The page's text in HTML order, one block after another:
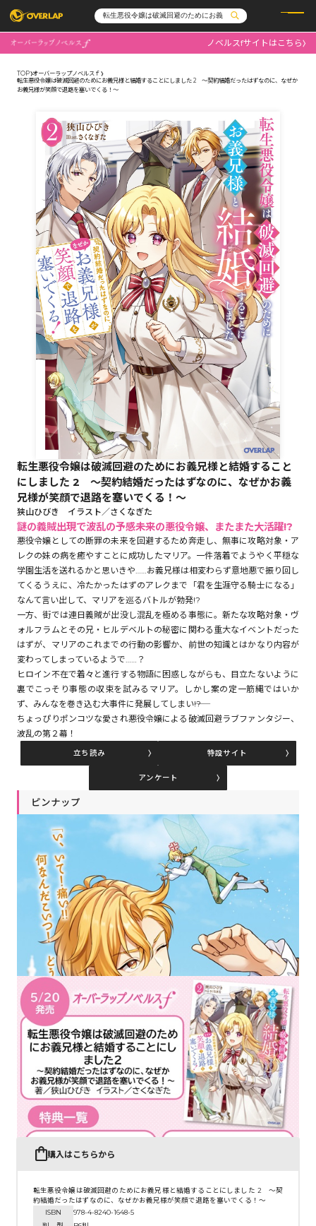
コミックガルド
コミッククリエ
LiQulle
ラブパルフェ
ノベルス
ノベルスf
アニメ
ゲーム
企業
会社概要
採用情報
アクセス
オーバーラップホールディングス
お問い合わせはこちら
オーバーラップ文庫
オーバーラップノベルス
オーバーラップノベルスf
ロサージュノベルス
コミックガルド
コミッククリエ
リキューレ
コミックパルフェ
コミックエッセイ
閉じる
ノベルスfサイトはこちら
TOP オーバーラップノベルスｆ
転生悪役令嬢は破滅回避のためにお義兄様と結婚することにしました 2 ～契約結婚だったはずなのに、なぜか
お義兄様が笑顔で退路を塞いでくる！～
転生悪役令嬢は破滅回避のためにお義兄様と結婚すること
にしました 2 ～契約結婚だったはずなのに、なぜかお義
兄様が笑顔で退路を塞いでくる！～
狭山ひびき イラスト／さくなぎた
謎の義賊出現で波乱の予感――未来の悪役令嬢、またまた大活躍!?
悪役令嬢としての断罪の未来を回避するため奔走し、無事に攻略対象・ア
レクの妹の病を癒やすことに成功したマリア。一件落着でようやく平穏な
学園生活を送れるかと思いきや……お義兄様は相変わらず意地悪で振り回し
てくるうえに、冷たかったはずのアレクまで「君を生涯守る騎士になる」
なんて言い出して、マリアを巡るバトルが勃発!?
一方、街では連日義賊が出没し混乱を極める事態に。新たな攻略対象・ヴ
ォルフラムとその兄・ヒルデベルトの秘密に関わる重大なイベントだった
はずが、マリアのこれまでの行動の影響か、前世の知識とはかなり内容が
変わってしまっているようで……？
ヒロイン不在で着々と進行する物語に困惑しながらも、目立たないように
裏でこっそり事態の収束を試みるマリア。しかし案の定一筋縄ではいか
ず、みんなを巻き込む大事件に発展してしまい――!?
ちょっぴりポンコツな愛され悪役令嬢による破滅回避ラブファンタジー、
波乱の第２幕！
立ち読み 特設サイト
アンケート
ピンナップ
購入はこちらから
転生悪役令嬢は破滅回避のためにお義兄様と結婚することにしました 2 ～契
約結婚だったはずなのに、なぜかお義兄様が笑顔で退路を塞いでくる！～
ISBN
978-4-8240-1648-5